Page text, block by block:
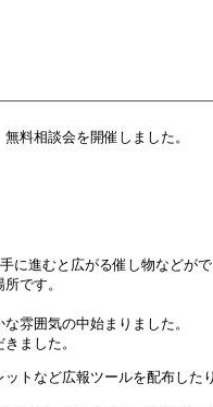
料相談会を開催しました。
進むと広がる催し物などが
です。
雰囲気の中始まりました。
ました。
トなど広報ツールを配布した